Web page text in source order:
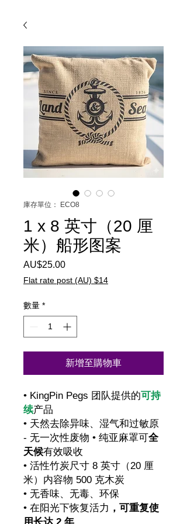
庫存單位： ECO8
1 x 8 英寸（20 厘
米）船形图案
AU$25.00價
格
Flat rate post (AU) $14
數量 *
新增至購物車
• KingPin Pegs 团队提供的可持
续产品
• 天然去除异味、湿气和过敏原
- 无一次性废物 • 纯亚麻罩可全
天候有效吸收
• 活性竹炭尺寸 8 英寸（20 厘
米）内容物 500 克木炭
• 无香味、无毒、环保
• 在阳光下恢复活力 ，可重复使